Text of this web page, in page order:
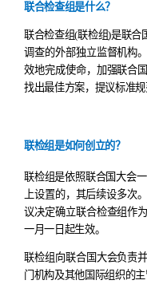
联合检查组是什么？
联合检查组(联检组)是联合
调查的外部独立监督机构
效地完成使命，加强联合
找出最佳方案， 提议标准规
联检组是如何创立的？
联检组是依照联合国大会
上设置的，其后续设多次
议决定确立联合检查组作
一月一日起生效。
联检组向联合国大会负责
门机构及其他国际组织的主